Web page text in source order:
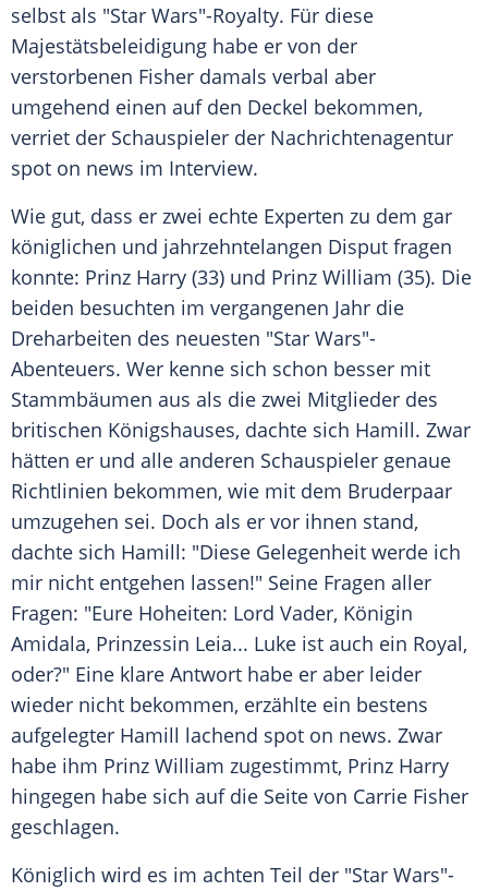
selbst als "Star Wars"-Royalty. Für diese
Majestätsbeleidigung habe er von der
verstorbenen Fisher damals verbal aber
umgehend einen auf den Deckel bekommen,
verriet der Schauspieler der Nachrichtenagentur
spot on news im Interview.
Wie gut, dass er zwei echte Experten zu dem gar
königlichen und jahrzehntelangen Disput fragen
konnte: Prinz Harry (33) und Prinz William (35). Die
beiden besuchten im vergangenen Jahr die
Dreharbeiten des neuesten "Star Wars"-
Abenteuers. Wer kenne sich schon besser mit
Stammbäumen aus als die zwei Mitglieder des
britischen Königshauses, dachte sich Hamill. Zwar
hätten er und alle anderen Schauspieler genaue
Richtlinien bekommen, wie mit dem Bruderpaar
umzugehen sei. Doch als er vor ihnen stand,
dachte sich Hamill: "Diese Gelegenheit werde ich
mir nicht entgehen lassen!" Seine Fragen aller
Fragen: "Eure Hoheiten: Lord Vader, Königin
Amidala, Prinzessin Leia... Luke ist auch ein Royal,
oder?" Eine klare Antwort habe er aber leider
wieder nicht bekommen, erzählte ein bestens
aufgelegter Hamill lachend spot on news. Zwar
habe ihm Prinz William zugestimmt, Prinz Harry
hingegen habe sich auf die Seite von Carrie Fisher
geschlagen.
Königlich wird es im achten Teil der "Star Wars"-